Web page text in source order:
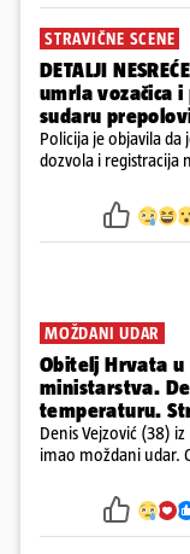
STRAVIČNE SCENE
DETALJI
umrla vozačica
sudaru
Policija je objavila da
dozvola i registracija
MOŽDANI UDAR
Obitelj Hrvata u
ministarstva.
temperaturu.
Denis Vejzović (38)
imao moždani udar.
tamošnji liječnici ne